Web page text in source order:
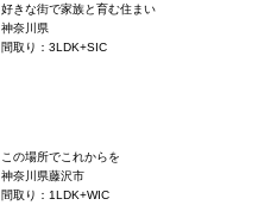
好きな街で家族と育む住まい
神奈川県
間取り：3LDK+SIC
この場所でこれからを
神奈川県藤沢市
間取り：1LDK+WIC